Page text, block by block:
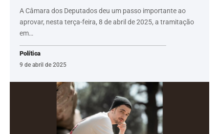
A Câmara dos Deputados deu um passo importante ao
aprovar, nesta terça-feira, 8 de abril de 2025, a tramitação
em…
Política
9 de abril de 2025